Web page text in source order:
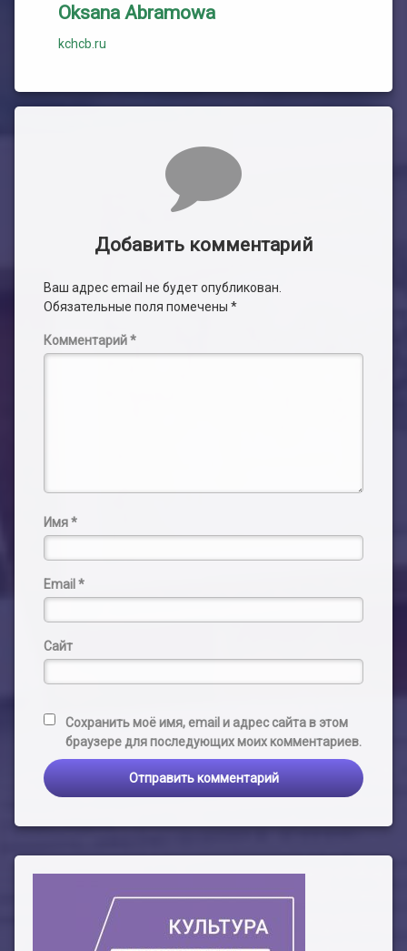
Oksana Abramowa
kchcb.ru
Добавить комментарий
Ваш адрес email не будет опубликован.
Обязательные поля помечены *
Комментарий*
Имя*
Email *
Сайт
Сохранить моё имя, email и адрес сайта в этом
браузере для последующих моих комментариев.